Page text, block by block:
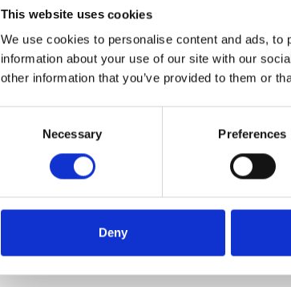
This website uses cookies
We use cookies to personalise content and ads,
information about your use of our site with our
other information that you’ve provided to them or
Necessary Preferences
Deny